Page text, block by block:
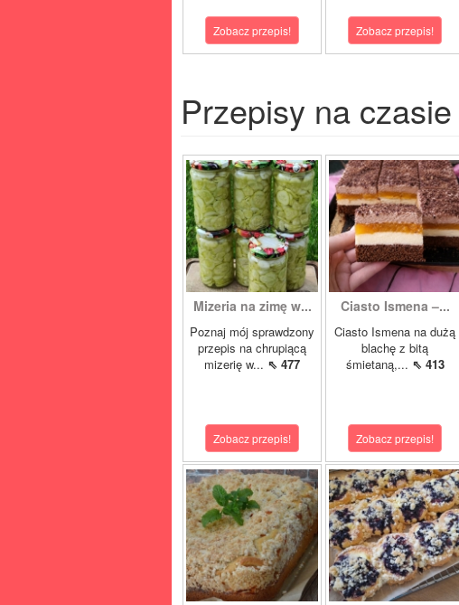
Zobacz przepis! Zobacz przepis!
Przepisy na czasie
Mizeria na zimę w...
Poznaj mój sprawdzony
przepis na chrupiącą
mizerię w... ⇖ 477
Zobacz przepis!
Ciasto Ismena –...
Ciasto Ismena na dużą
blachę z bitą
śmietaną,... ⇖ 413
Zobacz przepis!